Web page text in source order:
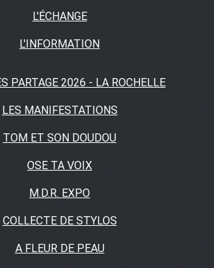
L'ÉCHANGE
L'INFORMATION
PARTAGE 2026 - LA ROCHELLE
LES MANIFESTATIONS
TOM ET SON DOUDOU
OSE TA VOIX
M.D.R. EXPO
COLLECTE DE STYLOS
A FLEUR DE PEAU